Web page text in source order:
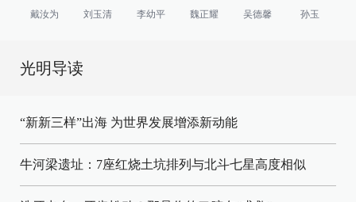
戴汝为
刘玉清 李幼平 魏正耀 吴德馨 孙玉
光明导读
“新新三样”出海 为世界发展增添新动能
牛河梁遗址：7座红烧土坑排列与北斗七星高度相似